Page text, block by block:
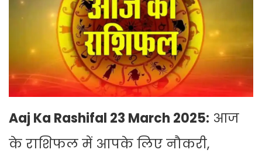
Aaj Ka Rashifal 23 March 2025: आज
के राशिफल में आपके लिए नौकरी,